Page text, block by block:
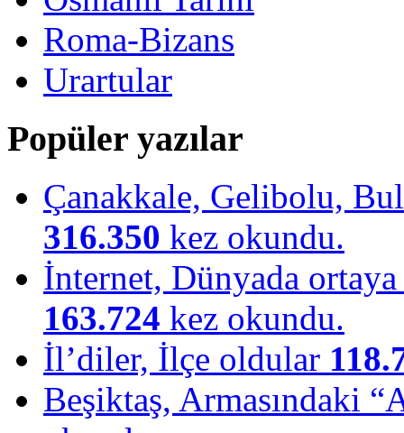
Roma-Bizans
Urartular
Popüler yazılar
Çanakkale, Gelibolu,
316.350 kez okundu.
İnternet, Dünyada
163.724 kez okundu.
İl’diler, İlçe oldular
Beşiktaş, Armasındaki